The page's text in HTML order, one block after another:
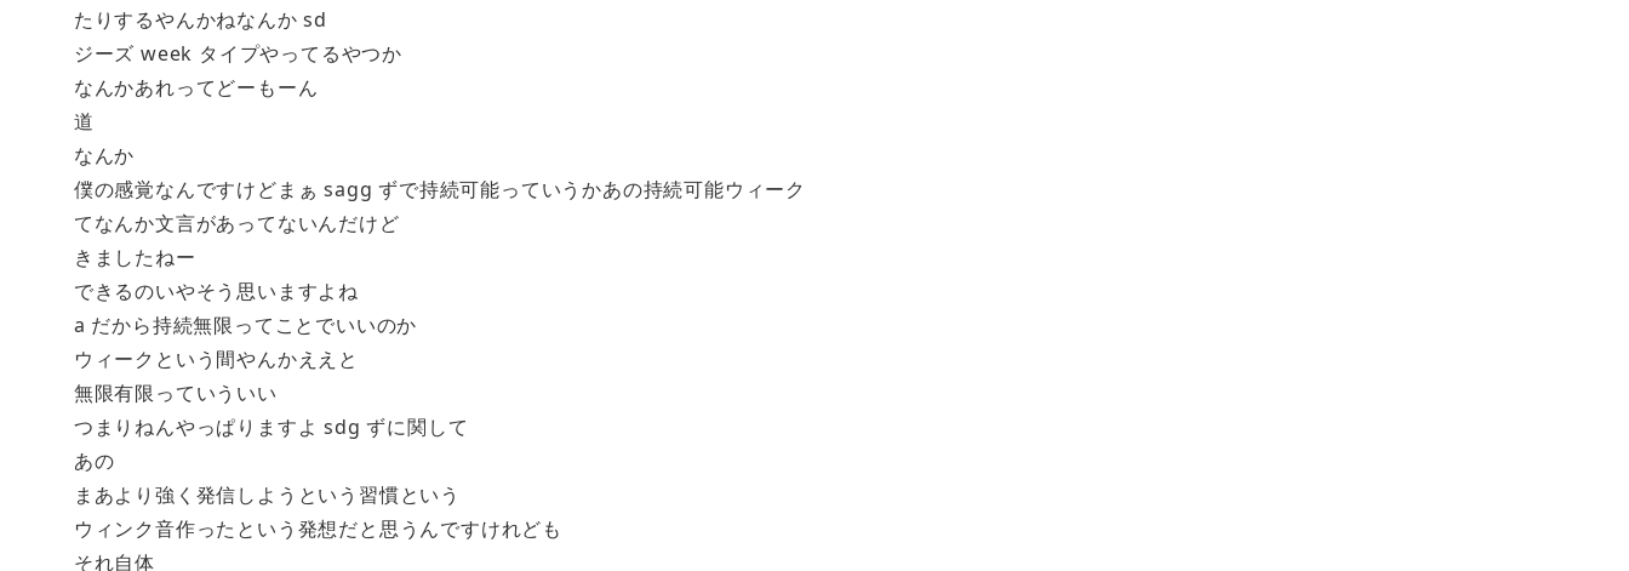
たりするやんかねなんか sd
ジーズ week タイプやってるやつか
なんかあれってどーもーん
道
なんか
僕の感覚なんですけどまぁ sagg ずで持続可能っていうかあの持続可能ウィーク
てなんか文言があってないんだけど
きましたねー
できるのいやそう思いますよね
a だから持続無限ってことでいいのか
ウィークという間やんかええと
無限有限っていういい
つまりねんやっぱりますよ sdg ずに関して
あの
まあより強く発信しようという習慣という
ウィンク音作ったという発想だと思うんですけれども
それ自体